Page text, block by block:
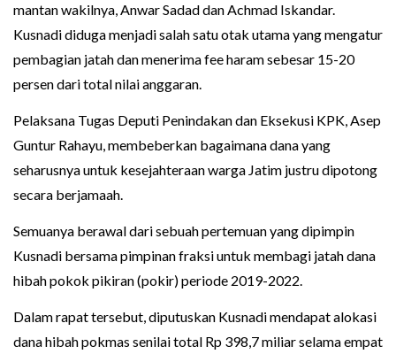
mantan wakilnya, Anwar Sadad dan Achmad Iskandar.
Kusnadi diduga menjadi salah satu otak utama yang mengatur
pembagian jatah dan menerima fee haram sebesar 15-20
persen dari total nilai anggaran.
Pelaksana Tugas Deputi Penindakan dan Eksekusi KPK, Asep
Guntur Rahayu, membeberkan bagaimana dana yang
seharusnya untuk kesejahteraan warga Jatim justru dipotong
secara berjamaah.
Semuanya berawal dari sebuah pertemuan yang dipimpin
Kusnadi bersama pimpinan fraksi untuk membagi jatah dana
hibah pokok pikiran (pokir) periode 2019-2022.
Dalam rapat tersebut, diputuskan Kusnadi mendapat alokasi
dana hibah pokmas senilai total Rp 398,7 miliar selama empat